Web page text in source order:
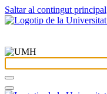
Saltar al contingut principal